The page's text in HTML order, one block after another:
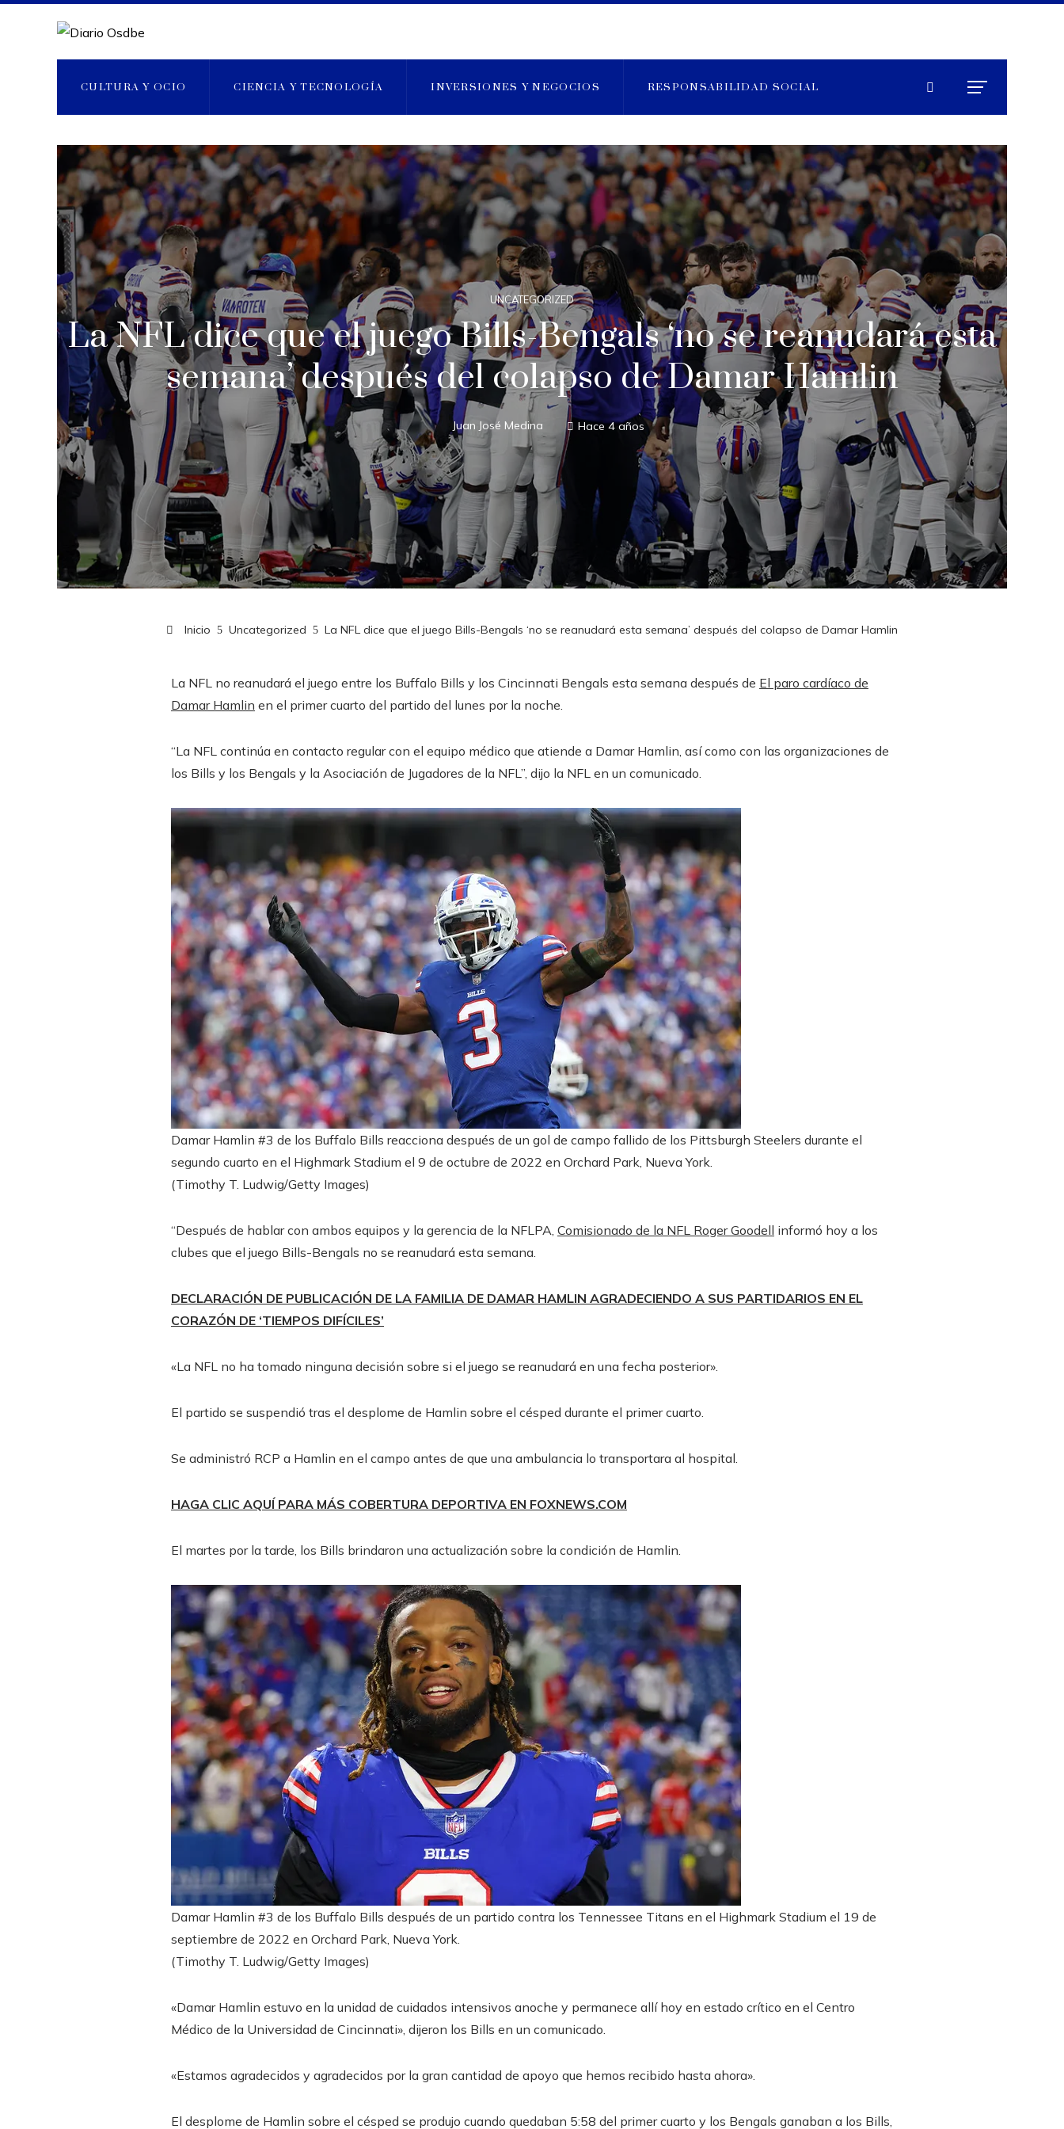
CULTURA Y OCIO CIENCIA Y TECNOLOGÍA INVERSIONES Y NEGOCIOS RESPONSABILIDAD SOCIAL
UNCATEGORIZED
La NFL dice que el juego Bills-Bengals ‘no se reanudará esta
semana’ después del colapso de Damar Hamlin
Juan José Medina Hace 4 años
Inicio Uncategorized La NFL dice que el juego Bills-Bengals ‘no se reanudará esta semana’ después del colapso de Damar Hamlin
La NFL no reanudará el juego entre los Buffalo Bills y los Cincinnati Bengals esta semana después de El paro cardíaco de
Damar Hamlin en el primer cuarto del partido del lunes por la noche.
“La NFL continúa en contacto regular con el equipo médico que atiende a Damar Hamlin, así como con las organizaciones de
los Bills y los Bengals y la Asociación de Jugadores de la NFL”, dijo la NFL en un comunicado.
Damar Hamlin #3 de los Buffalo Bills reacciona después de un gol de campo fallido de los Pittsburgh Steelers durante el
segundo cuarto en el Highmark Stadium el 9 de octubre de 2022 en Orchard Park, Nueva York.
(Timothy T. Ludwig/Getty Images)
“Después de hablar con ambos equipos y la gerencia de la NFLPA, Comisionado de la NFL Roger Goodell informó hoy a los
clubes que el juego Bills-Bengals no se reanudará esta semana.
DECLARACIÓN DE PUBLICACIÓN DE LA FAMILIA DE DAMAR HAMLIN AGRADECIENDO A SUS PARTIDARIOS EN EL
CORAZÓN DE ‘TIEMPOS DIFÍCILES’
«La NFL no ha tomado ninguna decisión sobre si el juego se reanudará en una fecha posterior».
El partido se suspendió tras el desplome de Hamlin sobre el césped durante el primer cuarto.
Se administró RCP a Hamlin en el campo antes de que una ambulancia lo transportara al hospital.
HAGA CLIC AQUÍ PARA MÁS COBERTURA DEPORTIVA EN FOXNEWS.COM
El martes por la tarde, los Bills brindaron una actualización sobre la condición de Hamlin.
Damar Hamlin #3 de los Buffalo Bills después de un partido contra los Tennessee Titans en el Highmark Stadium el 19 de
septiembre de 2022 en Orchard Park, Nueva York.
(Timothy T. Ludwig/Getty Images)
«Damar Hamlin estuvo en la unidad de cuidados intensivos anoche y permanece allí hoy en estado crítico en el Centro
Médico de la Universidad de Cincinnati», dijeron los Bills en un comunicado.
«Estamos agradecidos y agradecidos por la gran cantidad de apoyo que hemos recibido hasta ahora».
El desplome de Hamlin sobre el césped se produjo cuando quedaban 5:58 del primer cuarto y los Bengals ganaban a los Bills,